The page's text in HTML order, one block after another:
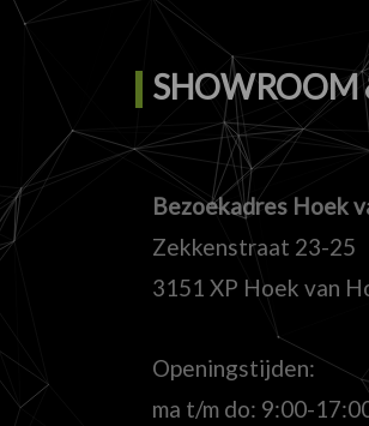
SHOWROOM
Bezoekadres Hoek
Zekkenstraat 23-25
3151 XP Hoek van
Openingstijden:
ma t/m do: 9:00-